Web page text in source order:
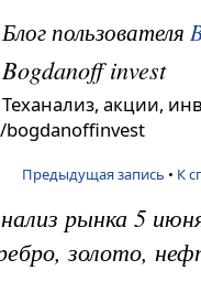
Блог пользователя
Bogdanoff invest
Теханализ, акции,
Предыдущая запись • К
рынка 5
золото,